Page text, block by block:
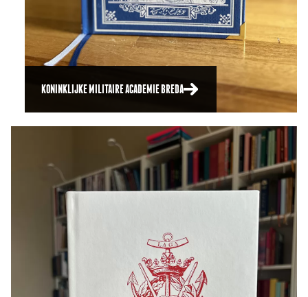
KONINKLIJKE MILITAIRE ACADEMIE BREDA